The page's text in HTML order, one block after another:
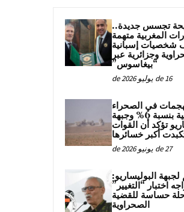
تجسس جديدة..
المغربية متهمة
شخصيات إسبانية
وجزائرية عبر
“بيغاسوس”
16 de يوليو de 2026
في الصحراء
الغربية بنسبة 6% وجبهة
تؤكد أن القوات
أكبر خسائرها
27 de يونيو de 2026
البوليساريو:
اختبار “التغيير”
حساسة للقضية
الصحراوية